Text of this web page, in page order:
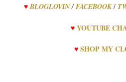
♥ BLOGLOVIN/FACEBOOK /
♥YOUTUBE
♥SHOP MY